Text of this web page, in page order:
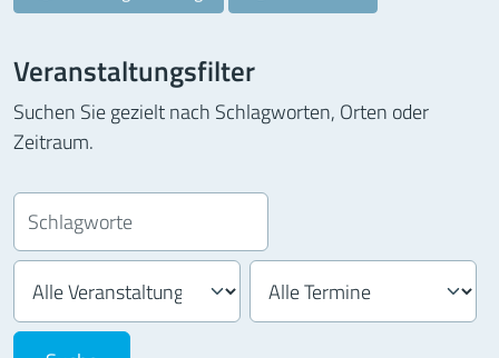
Veranstaltungsfilter
Suchen Sie gezielt nach Schlagworten, Orten oder
Zeitraum.